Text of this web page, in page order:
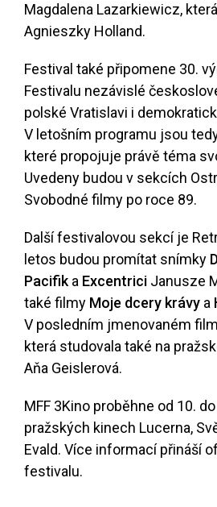
Magdalena Lazarkiewicz,
Agnieszky Holland.
Festival také připomene 30.
Festivalu nezávislé
polské Vratislavi i
V letošním programu jsou
které propojuje právě téma
Uvedeny budou v sekcích
Svobodné filmy po roce 89.
Další festivalovou sekcí je
letos budou promítat snímky
Pacifika Excentrici Janusze
také filmy Moje dcery krávy a
V posledním jmenovaném
která studovala také na
Aňa Geislerová.
MFF 3Kino proběhne od 10.
pražských kinech Lucerna,
Evald. Více informací přináší
festivalu.